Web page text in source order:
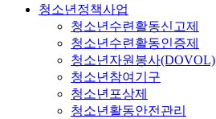
청소년정책사업
청소년수련활동신고제
청소년수련활동인증제
청소년자원봉사(DOVOL)
청소년참여기구
청소년포상제
청소년활동안전관리